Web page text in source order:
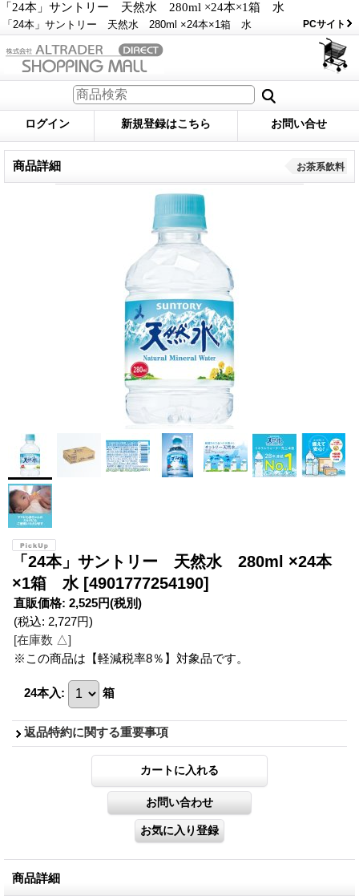
「24本」サントリー 天然水 280ml ×24本×1箱 水
「24本」サントリー 天然水 280ml ×24本×1箱 水 PCサイト
ログイン 新規登録はこちら お問い合せ
商品詳細 お茶系飲料
「24本」サントリー 天然水 280ml ×24本
×1箱 水 [4901777254190]
直販価格: 2,525円(税別)
(税込: 2,727円)
[在庫数 △]
※この商品は【軽減税率8％】対象品です。
24本入: 箱
返品特約に関する重要事項
商品詳細